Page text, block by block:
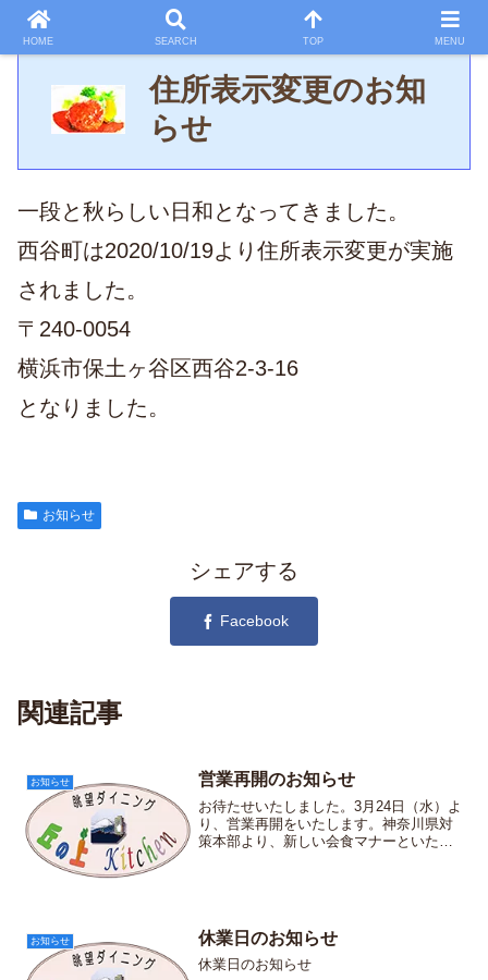
住所表示変更のお知
らせ
一段と秋らしい日和となってきました。
西谷町は2020/10/19より住所表示変更が実施
されました。
〒240-0054
横浜市保土ヶ谷区西谷2-3-16
となりました。
お知らせ
シェアする
Facebook
関連記事
お知らせ 営業再開のお知らせ
お待たせいたしました。3月24日（水）よ
り、営業再開をいたします。神奈川県対
策本部より、新しい会食マナーといたし
お知らせ 休業日のお知らせ
休業日のお知らせ
HOME SEARCH TOP MENU